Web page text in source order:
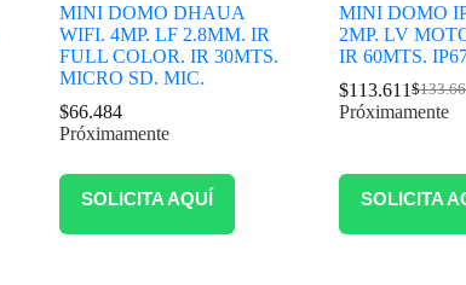
MINI DOMO DHAUA
WIFI. 4MP. LF 2.8MM. IR
FULL COLOR. IR 30MTS.
MICRO SD. MIC.
$66.484
Próximamente
SOLICITA AQUÍ
MINI DOMO
2MP. LV
IR 60MTS.
$
$113.611
Próximamente
SOLICITA